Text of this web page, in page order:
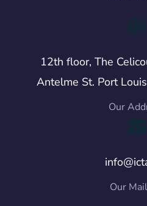
12th floor, The
Antelme St. Port
Our
Our